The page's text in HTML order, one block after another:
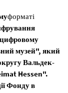
форматі
цифровому
музей", який
Вальдек-
Hessen".
Фонду в